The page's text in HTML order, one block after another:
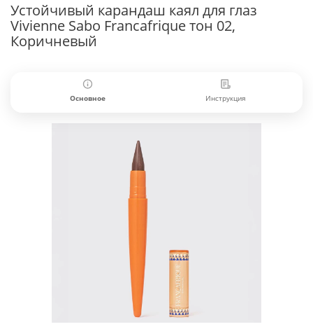
Устойчивый карандаш каял для глаз
Vivienne Sabo Francafrique тон 02,
Коричневый
Основное Инструкция